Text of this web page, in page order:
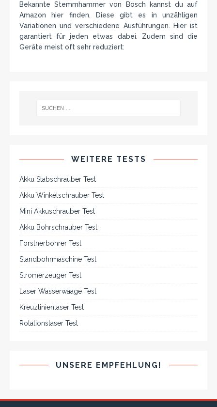
Bekannte Stemmhammer von Bosch kannst du auf
Amazon hier finden. Diese gibt es in unzähligen
Variationen und verschiedene Ausführungen. Hier ist
garantiert für jeden etwas dabei. Zudem sind die
Geräte meist oft sehr reduziert:
WEITERE TESTS
Akku Stabschrauber Test
Akku Winkelschrauber Test
Mini Akkuschrauber Test
Akku Bohrschrauber Test
Forstnerbohrer Test
Standbohrmaschine Test
Stromerzeuger Test
Laser Wasserwaage Test
Kreuzlinienlaser Test
Rotationslaser Test
UNSERE EMPFEHLUNG!